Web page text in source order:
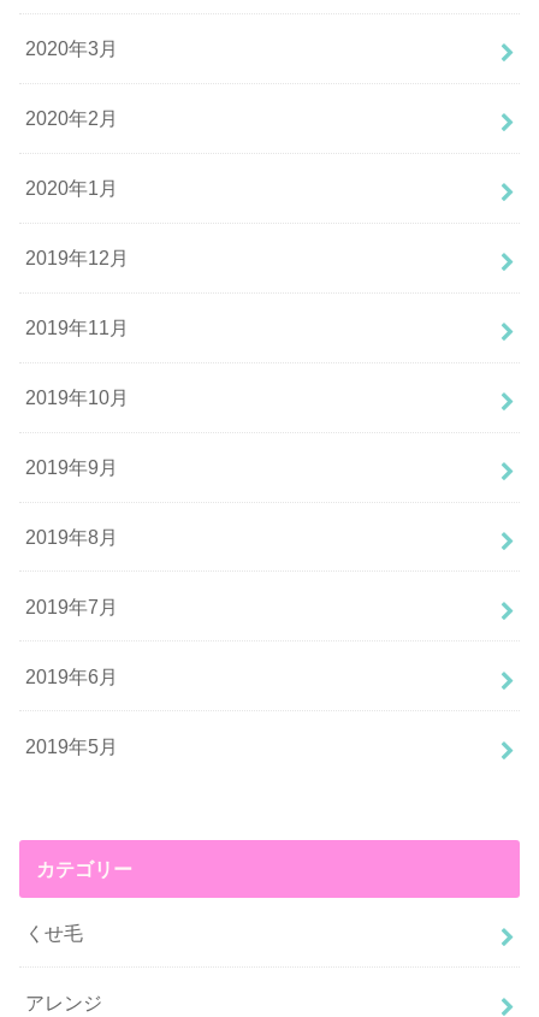
2020年3月
2020年2月
2020年1月
2019年12月
2019年11月
2019年10月
2019年9月
2019年8月
2019年7月
2019年6月
2019年5月
カテゴリー
くせ毛
アレンジ